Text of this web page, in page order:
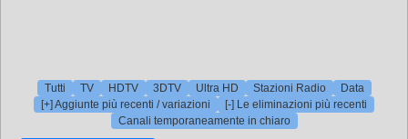
Tutti TV HDTV 3DTV Ultra HD Stazioni Radio
Data
[+] Aggiunte più recenti / variazioni
[-] Le eliminazioni più recenti
Canali temporaneamente in chiaro